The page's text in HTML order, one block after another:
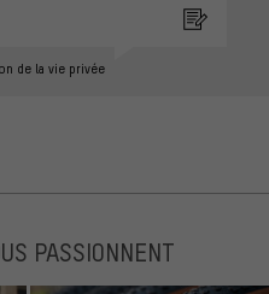
de la vie privée
PASSIONNENT